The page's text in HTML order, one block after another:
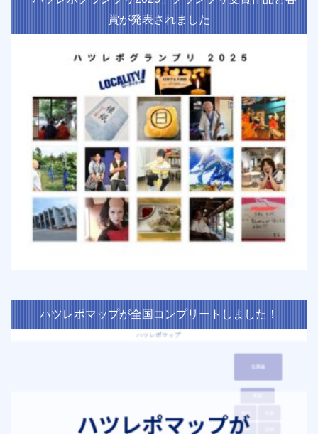
賞が発表されました
ハツレポマップが全国コンプリートしました！